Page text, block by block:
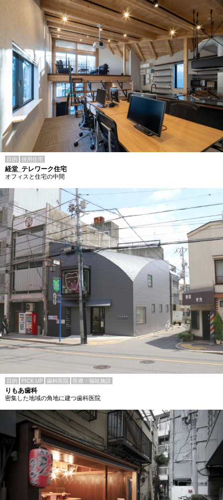
目的 併用住宅
経堂_テレワーク住宅
オフィスと住宅の中間
目的 PICK UP 歯科医院 医療・福祉施設
りもあ歯科
密集した地域の角地に建つ歯科医院